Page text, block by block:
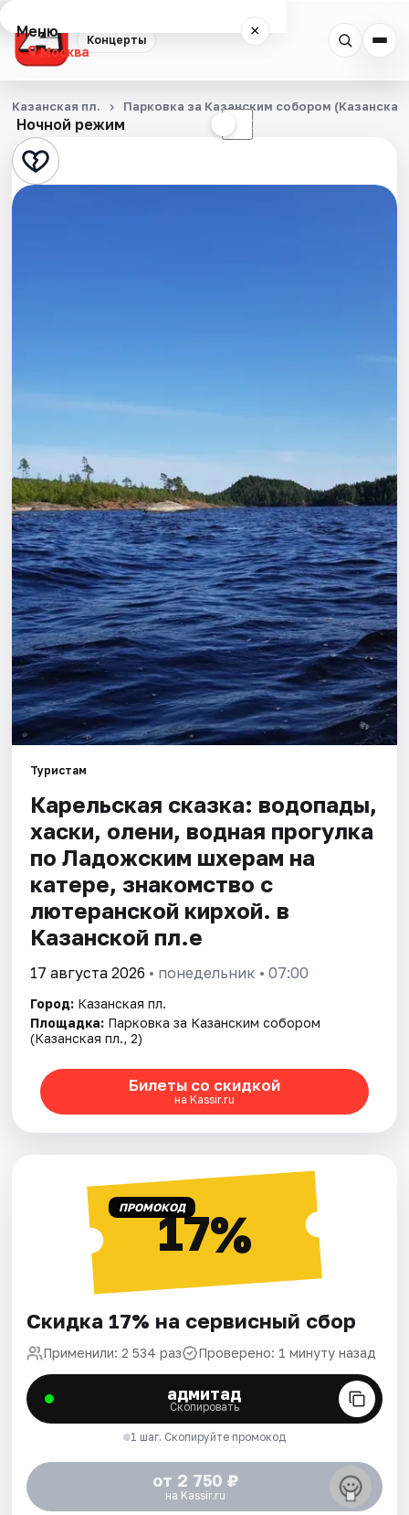
Концерты
Меню ×
Москва
Концерты
Города
Ночной режим ☾
Казанская пл. Парковка за Казанским собором (Казанская
Туристам
Карельская сказка: водопады,
хаски, олени, водная прогулка
по Ладожским шхерам на
катере, знакомство с
лютеранской кирхой. в
Казанской пл.е
17 августа 2026 • понедельник • 07:00
Город: Казанская пл.
Площадка: Парковка за Казанским собором
(Казанская пл., 2)
Билеты со скидкой
на Kassir.ru
ПРОМОКОД17%
Скидка 17% на сервисный сбор
Применили: 2 534 раз Проверено: 1 минуту назад
адмитад
Скопировать
1 шаг. Скопируйте промокод
от 2 750 ₽
на Kassir.ru